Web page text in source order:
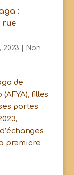
:
rue
2023
Non
de
filles
portes
première